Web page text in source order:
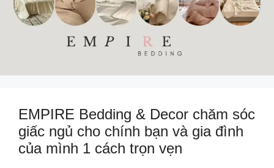
EMPIRE Bedding & Decor chăm sóc
giấc ngủ cho chính bạn và gia đình
của mình 1 cách trọn vẹn